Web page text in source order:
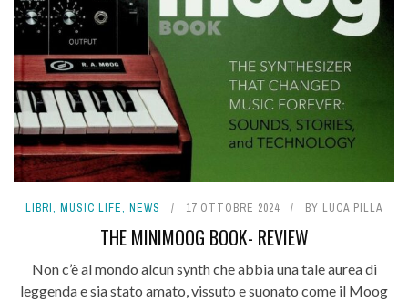
LIBRI, MUSIC LIFE, NEWS 17 OTTOBRE 2024 BY LUCA PILLA
THE MINIMOOG BOOK- REVIEW
Non c’è al mondo alcun synth che abbia una tale aurea di
leggenda e sia stato amato, vissuto e suonato come il Moog